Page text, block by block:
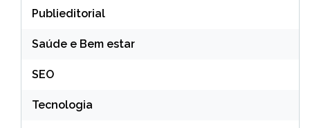
Publieditorial
Saúde e Bem estar
SEO
Tecnologia